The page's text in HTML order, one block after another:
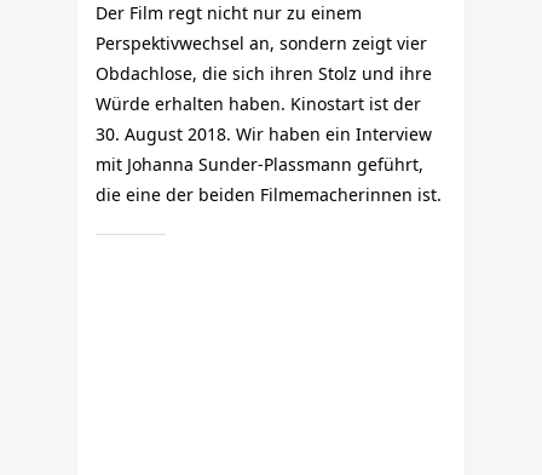
Der Film regt nicht nur zu einem
Perspektivwechsel an, sondern zeigt vier
Obdachlose, die sich ihren Stolz und ihre
Würde erhalten haben. Kinostart ist der
30. August 2018. Wir haben ein Interview
mit Johanna Sunder-Plassmann geführt,
die eine der beiden Filmemacherinnen ist.